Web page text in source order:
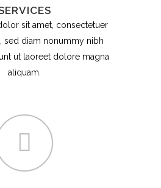
sit amet, consectetuer
sed diam nonummy nibh
ut laoreet dolore magna
aliquam.